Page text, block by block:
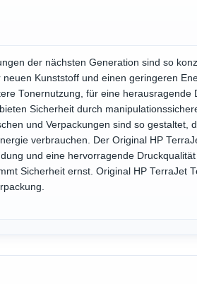
der nächsten Generation sind so
Kunststoff und einen geringeren
Tonernutzung, für eine herausragende
Sicherheit durch
und Verpackungen sind so gestaltet,
verbrauchen. Der Original HP
und eine hervorragende
Sicherheit ernst. Original HP TerraJet